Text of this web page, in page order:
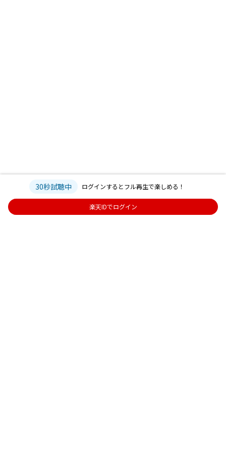
30秒試聴中 ログインするとフル再生で楽しめる！
楽天IDでログイン